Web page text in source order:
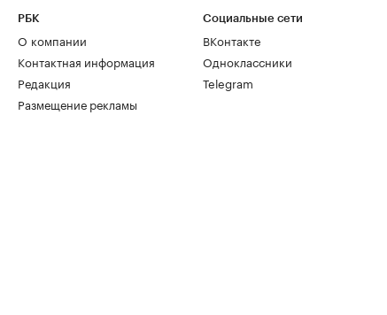
РБК
О компании
Контактная информация
Редакция
Размещение рекламы
Социальные сети
ВКонтакте
Одноклассники
Telegram